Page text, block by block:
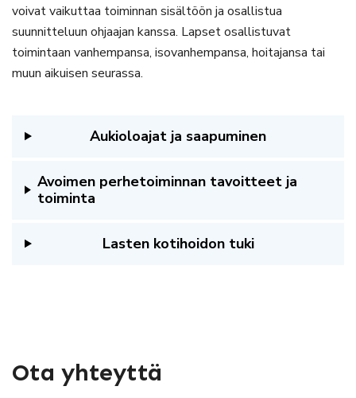
voivat vaikuttaa toiminnan sisältöön ja osallistua
suunnitteluun ohjaajan kanssa. Lapset osallistuvat
toimintaan vanhempansa, isovanhempansa, hoitajansa tai
muun aikuisen seurassa.
Aukioloajat ja saapuminen
Avoimen perhetoiminnan tavoitteet ja
toiminta
Lasten kotihoidon tuki
Ota yhteyttä